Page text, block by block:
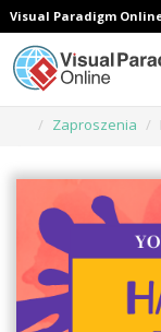
Visual Paradigm
Zaproszenia